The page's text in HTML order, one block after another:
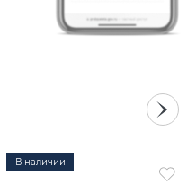
В наличии